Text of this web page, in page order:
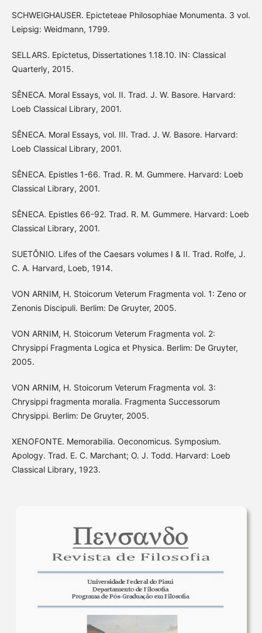
SCHWEIGHAUSER. Epicteteae Philosophiae Monumenta. 3 vol.
Leipsig: Weidmann, 1799.
SELLARS. Epictetus, Dissertationes 1.18.10. IN: Classical
Quarterly, 2015.
SÊNECA. Moral Essays, vol. II. Trad. J. W. Basore. Harvard:
Loeb Classical Library, 2001.
SÊNECA. Moral Essays, vol. III. Trad. J. W. Basore. Harvard:
Loeb Classical Library, 2001.
SÊNECA. Epistles 1-66. Trad. R. M. Gummere. Harvard: Loeb
Classical Library, 2001.
SÊNECA. Epistles 66-92. Trad. R. M. Gummere. Harvard: Loeb
Classical Library, 2001.
SUETÔNIO. Lifes of the Caesars volumes I & II. Trad. Rolfe, J.
C. A. Harvard, Loeb, 1914.
VON ARNIM, H. Stoicorum Veterum Fragmenta vol. 1: Zeno or
Zenonis Discipuli. Berlim: De Gruyter, 2005.
VON ARNIM, H. Stoicorum Veterum Fragmenta vol. 2:
Chrysippi Fragmenta Logica et Physica. Berlim: De Gruyter,
2005.
VON ARNIM, H. Stoicorum Veterum Fragmenta vol. 3:
Chrysippi fragmenta moralia. Fragmenta Successorum
Chrysippi. Berlim: De Gruyter, 2005.
XENOFONTE. Memorabilia. Oeconomicus. Symposium.
Apology. Trad. E. C. Marchant; O. J. Todd. Harvard: Loeb
Classical Library, 1923.